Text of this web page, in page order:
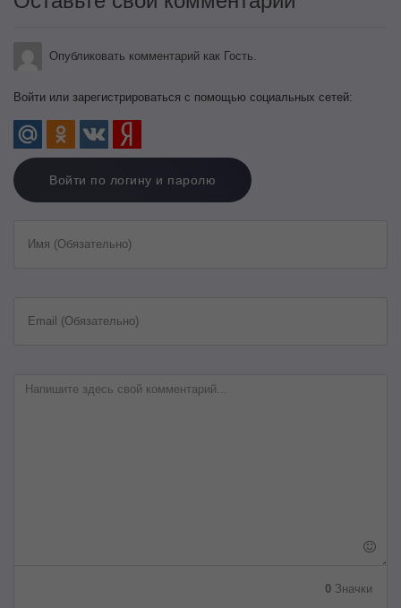
Опубликовать комментарий как Гость.
Войти или зарегистрироваться с помощью социальных сетей:
Войти по логину и паролю
Имя (Обязательно)
Email (Обязательно)
0 Значки